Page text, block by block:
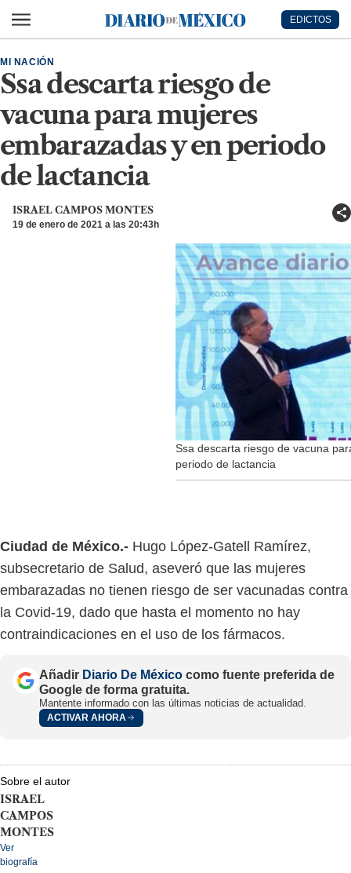
Diario de México
EDICTOS
Ssa descarta riesgo de
vacuna para mujeres
embarazadas y en periodo
de lactancia
MI NACIÓN
ISRAEL CAMPOS MONTES
19 de enero de 2021 a las 20:43h
Ssa descarta riesgo de vacuna
periodo de lactancia
Ciudad de México.- Hugo López-Gatell Ramírez,
subsecretario de Salud, aseveró que las mujeres
embarazadas no tienen riesgo de ser vacunadas contra
la Covid-19, dado que hasta el momento no hay
contraindicaciones en el uso de los fármacos.
Añadir Diario De México como fuente preferida de
Google de forma gratuita.
Mantente informado con las últimas noticias de actualidad.
ACTIVAR AHORA
Sobre el autor
ISRAEL
CAMPOS
MONTES
Ver
biografía